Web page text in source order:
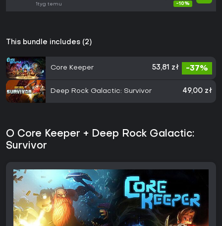
1tyg temu -10%
This bundle includes (2)
Core Keeper 53,81 zł -37%
Deep Rock Galactic: Survivor 49,00 zł
O Core Keeper + Deep Rock Galactic:
Survivor